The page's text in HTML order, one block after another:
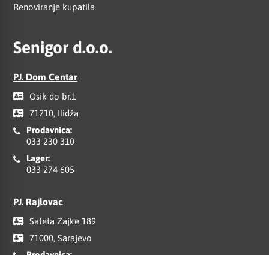
Renoviranje kupatila
Senigor d.o.o.
PJ. Dom Centar
Osik do br.1
71210, Ilidža
Prodavnica:
033 230 310
Lager:
033 274 605
PJ. Rajlovac
Safeta Zajke 189
71000, Sarajevo